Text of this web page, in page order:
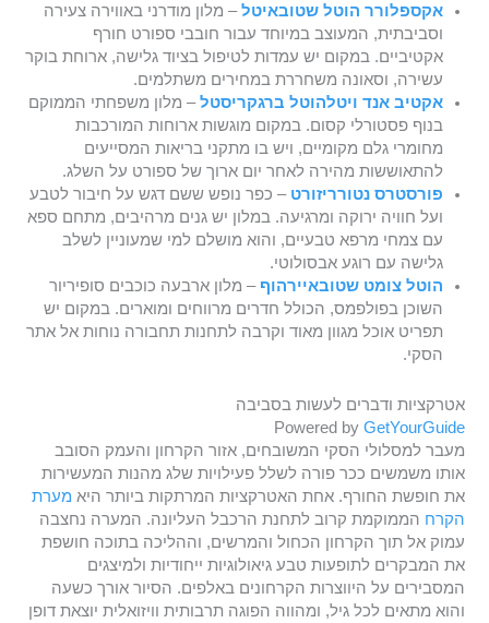
אקספלורר הוטל שטובאיטל– מלון מודרני באווירה צעירה
וסביבתית, המעוצב במיוחד עבור חובבי ספורט חורף
אקטיביים. במקום יש עמדות לטיפול בציוד גלישה, ארוחת בוקר
עשירה, וסאונה משחררת במחירים משתלמים.
אקטיב אנד ויטלהוטל ברגקריסטל– מלון משפחתי הממוקם
בנוף פסטורלי קסום. במקום מוגשות ארוחות המורכבות
מחומרי גלם מקומיים, ויש בו מתקני בריאות המסייעים
להתאוששות מהירה לאחר יום ארוך של ספורט על השלג.
פורסטרס נטורריזורט – כפר נופש ששם דגש על חיבור לטבע
ועל חוויה ירוקה ומרגיעה. במלון יש גנים מרהיבים, מתחם ספא
עם צמחי מרפא טבעיים, והוא מושלם למי שמעוניין לשלב
גלישה עם רוגע אבסולוטי.
הוטל צומט שטובאיירהוף – מלון ארבעה כוכבים סופיריור
השוכן בפולפמס, הכולל חדרים מרווחים ומוארים. במקום יש
תפריט אוכל מגוון מאוד וקרבה לתחנות תחבורה נוחות אל אתר
הסקי.
אטרקציות ודברים לעשות בסביבה
Powered by GetYourGuide
מעבר למסלולי הסקי המשובחים, אזור הקרחון והעמק הסובב
אותו משמשים ככר פורה לשלל פעילויות שלג מהנות המעשירות
את חופשת החורף. אחת האטרקציות המרתקות ביותר היא מערת
הקרח הממוקמת קרוב לתחנת הרכבל העליונה. המערה נחצבה
עמוק אל תוך הקרחון הכחול והמרשים, וההליכה בתוכה חושפת
את המבקרים לתופעות טבע גיאולוגיות ייחודיות ולמיצגים
המסבירים על היווצרות הקרחונים באלפים. הסיור אורך כשעה
והוא מתאים לכל גיל, ומהווה הפוגה תרבותית וויזואלית יוצאת דופן